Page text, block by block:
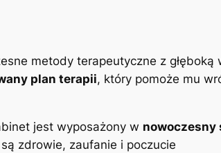
metody terapeutyczne z głęboką
plan terapii, który pomoże mu
jest wyposażony w nowoczesny
zdrowie, zaufanie i poczucie